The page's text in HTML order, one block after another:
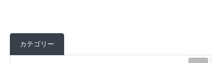
カテゴリー